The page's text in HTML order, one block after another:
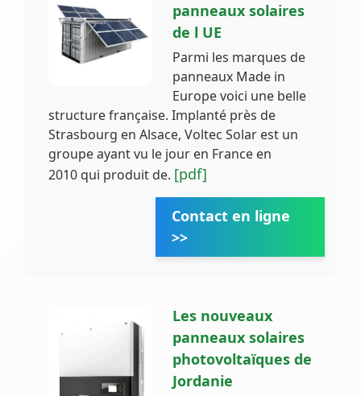
panneaux solaires
de l UE
Parmi les marques de
panneaux Made in
Europe voici une belle
structure française. Implanté près de
Strasbourg en Alsace, Voltec Solar est un
groupe ayant vu le jour en France en
2010 qui produit de. [pdf]
Contact en ligne
>>
Les nouveaux
panneaux solaires
photovoltaïques de
Jordanie